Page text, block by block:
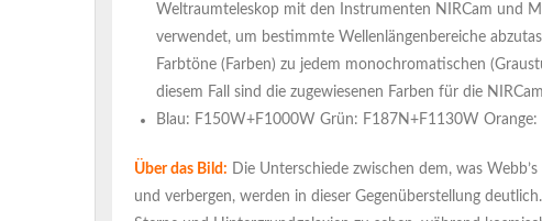
Weltraumteleskop mit den Instrumenten NIRCam und
verwendet, um bestimmte Wellenlängenbereiche
Farbtöne (Farben) zu jedem monochromatischen
diesem Fall sind die zugewiesenen Farben für die
Blau: F150W+F1000W Grün: F187N+F1130W
Über das Bild: Die Unterschiede zwischen dem, was
und verbergen, werden in dieser Gegenüberstellung